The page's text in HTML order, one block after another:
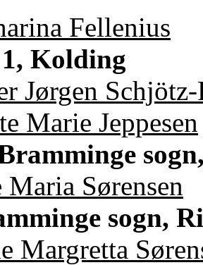
Fellenius
Kolding
Jørgen Schjötz-
Marie Jeppesen
Maria Sørensen
sogn,
Margretta